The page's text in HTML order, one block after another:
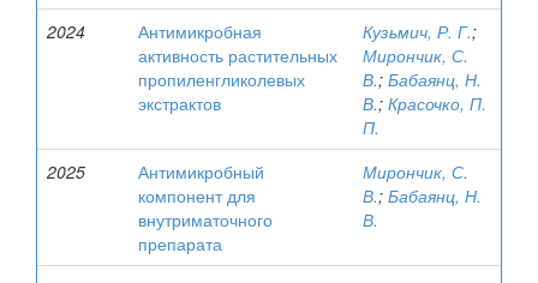
2024
Антимикробная
активность растительных
пропиленгликолевых
экстрактов
Кузьмич, Р. Г.;
Мирончик, С.
В.; Бабаянц, Н.
В.; Красочко, П.
П.
2025
Антимикробный
компонент для
внутриматочного
препарата
Мирончик, С.
В.; Бабаянц, Н.
В.